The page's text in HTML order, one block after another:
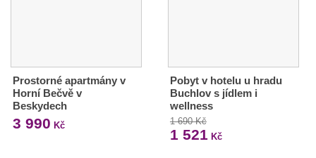
Prostorné apartmány v
Horní Bečvě v
Beskydech
3 990 Kč
Pobyt v hotelu u hradu
Buchlov s jídlem i
wellness
1 690 Kč
1 521 Kč